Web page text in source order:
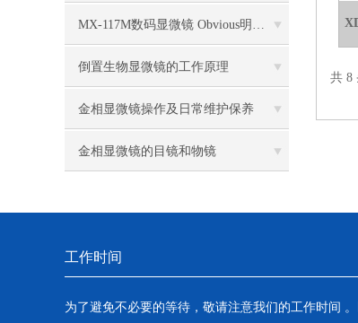
MX-117M数码显微镜 Obvious明显品牌值得推荐
倒置生物显微镜的工作原理
金相显微镜操作及日常维护保养
金相显微镜的目镜和物镜
共 8
工作时间
为了避免不必要的等待，敬请注意我们的工作时间